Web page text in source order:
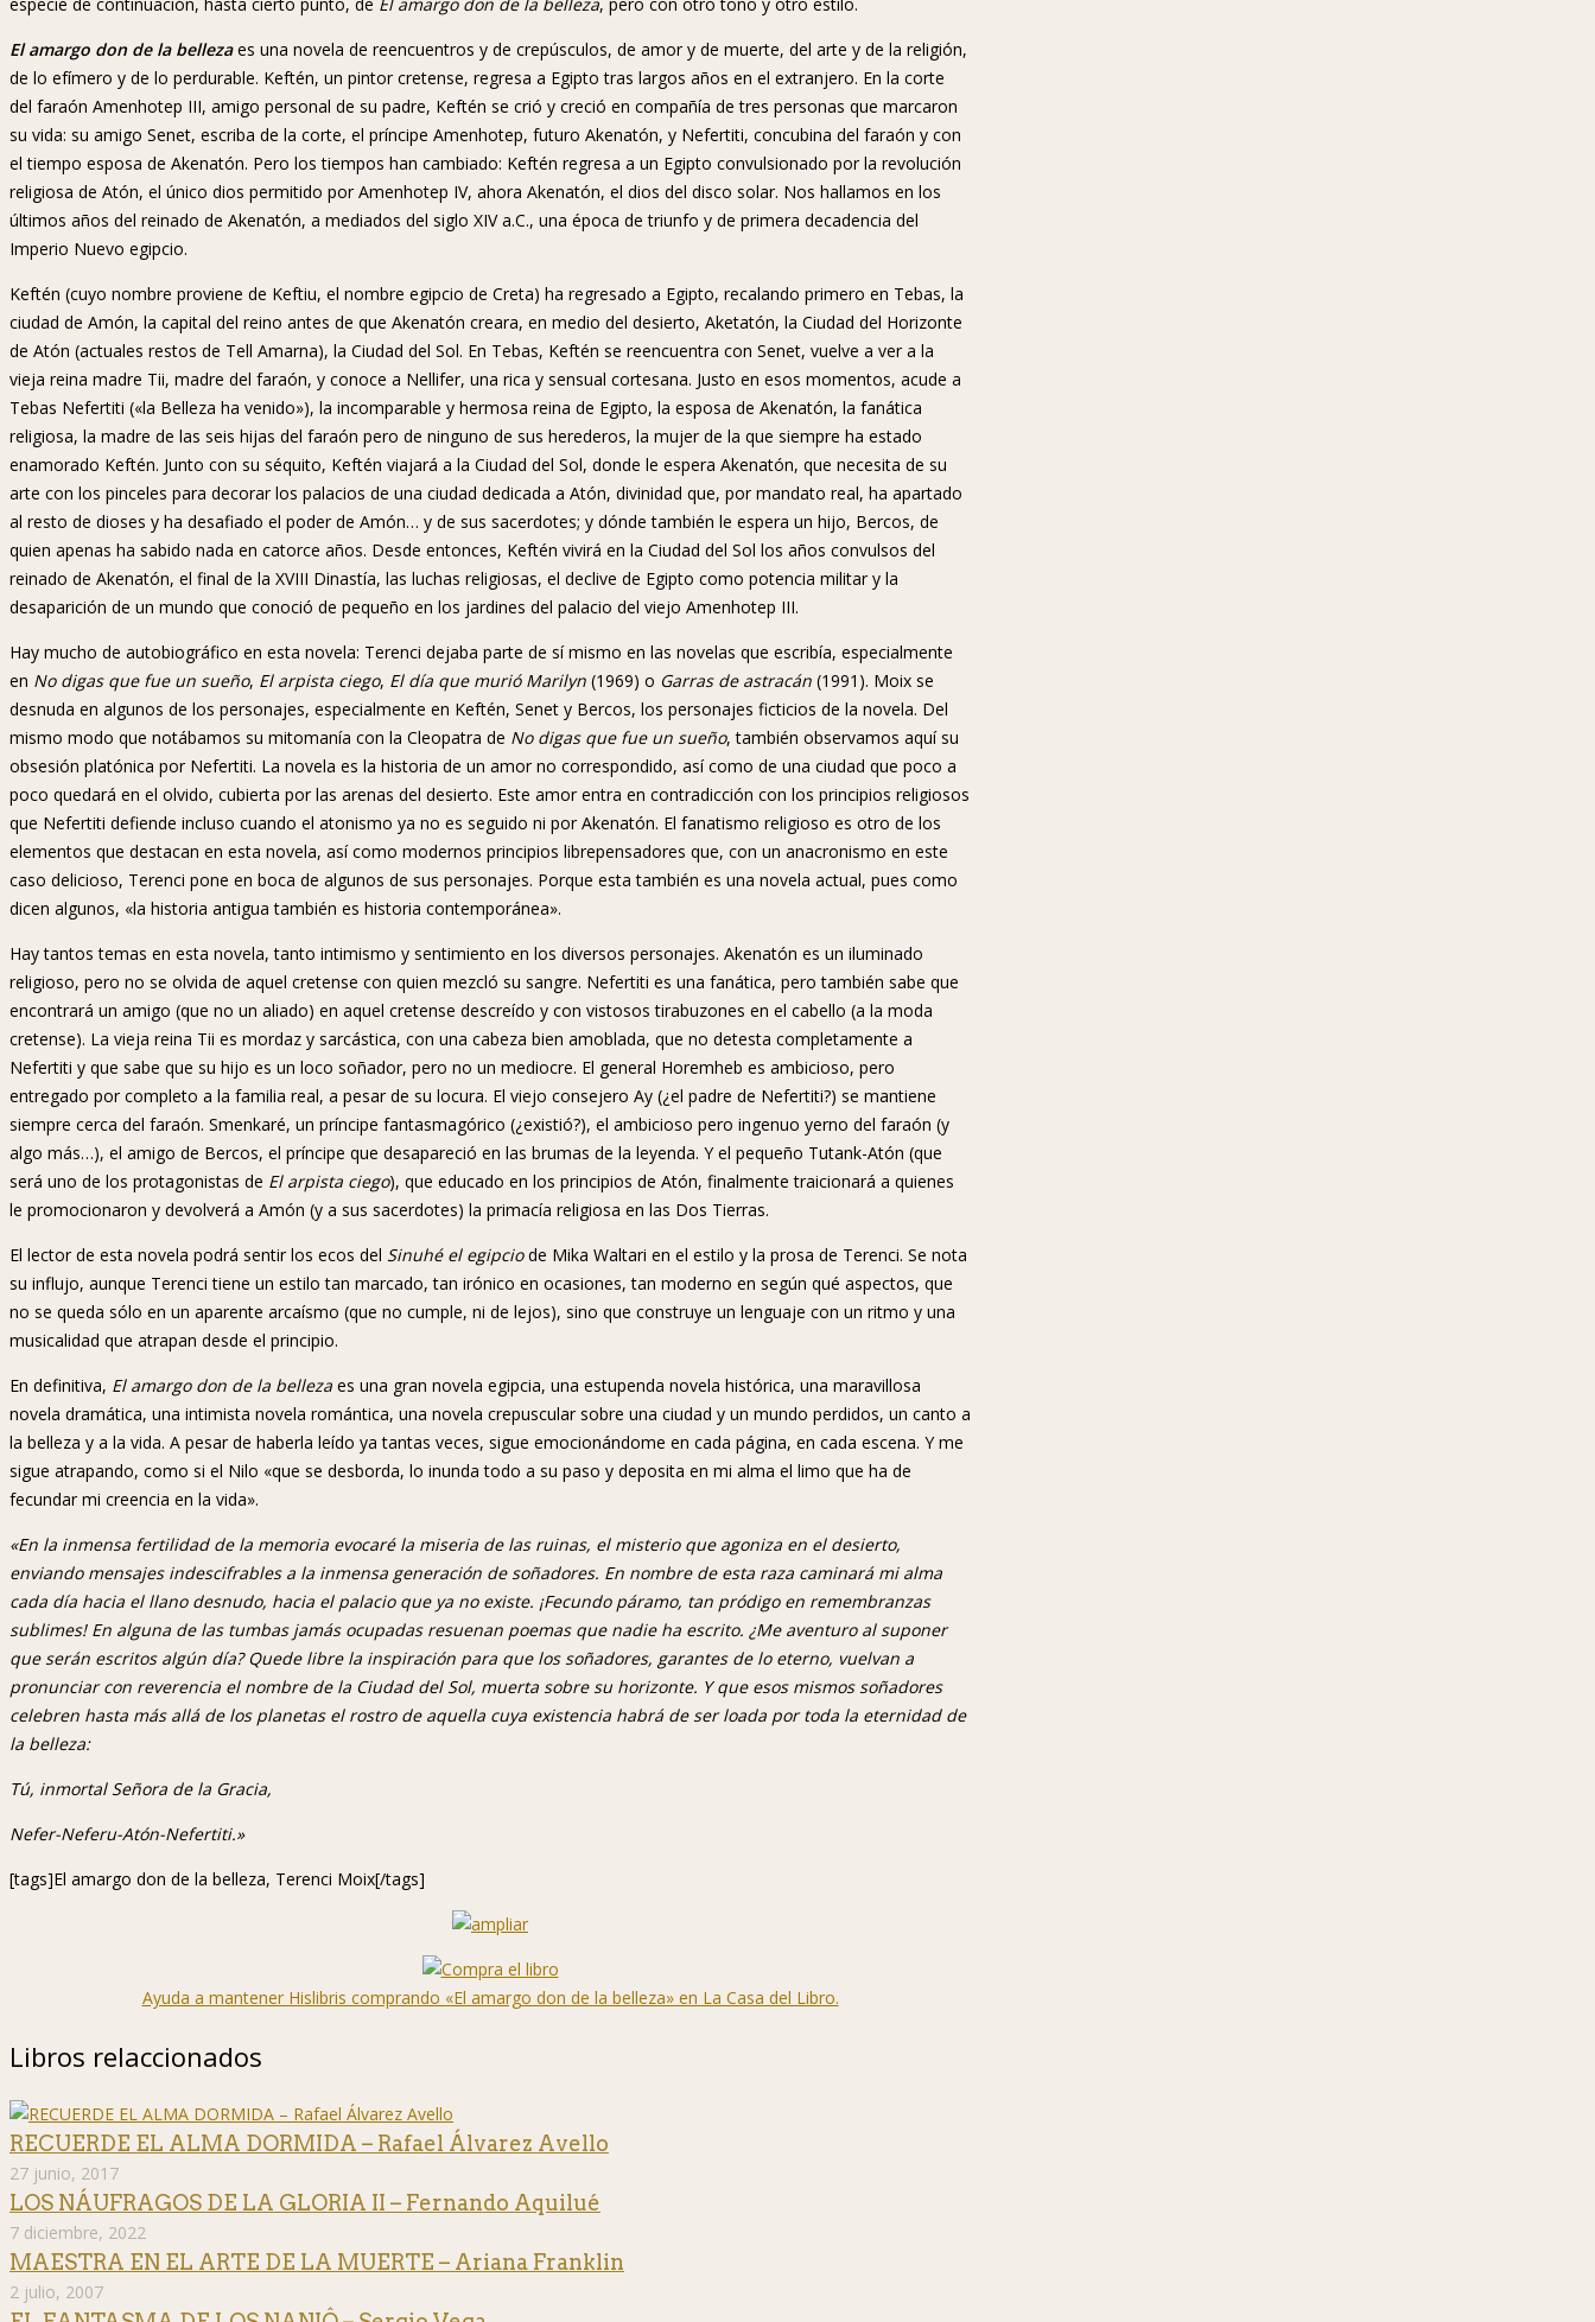
especie de continuación, hasta cierto punto, de El amargo don de la belleza, pero con otro tono y otro estilo.
El amargo don de la bellezaes una novela de reencuentros y de crepúsculos, de amor y de muerte, del arte y de la religión,
de lo efímero y de lo perdurable. Keftén, un pintor cretense, regresa a Egipto tras largos años en el extranjero. En la corte
del faraón Amenhotep III, amigo personal de su padre, Keftén se crió y creció en compañía de tres personas que marcaron
su vida: su amigo Senet, escriba de la corte, el príncipe Amenhotep, futuro Akenatón, y Nefertiti, concubina del faraón y con
el tiempo esposa de Akenatón. Pero los tiempos han cambiado: Keftén regresa a un Egipto convulsionado por la revolución
religiosa de Atón, el único dios permitido por Amenhotep IV, ahora Akenatón, el dios del disco solar. Nos hallamos en los
últimos años del reinado de Akenatón, a mediados del siglo XIV a.C., una época de triunfo y de primera decadencia del
Imperio Nuevo egipcio.
Keftén (cuyo nombre proviene de Keftiu, el nombre egipcio de Creta) ha regresado a Egipto, recalando primero en Tebas, la
ciudad de Amón, la capital del reino antes de que Akenatón creara, en medio del desierto, Aketatón, la Ciudad del Horizonte
de Atón (actuales restos de Tell Amarna), la Ciudad del Sol. En Tebas, Keftén se reencuentra con Senet, vuelve a ver a la
vieja reina madre Tii, madre del faraón, y conoce a Nellifer, una rica y sensual cortesana. Justo en esos momentos, acude a
Tebas Nefertiti («la Belleza ha venido»), la incomparable y hermosa reina de Egipto, la esposa de Akenatón, la fanática
religiosa, la madre de las seis hijas del faraón pero de ninguno de sus herederos, la mujer de la que siempre ha estado
enamorado Keftén. Junto con su séquito, Keftén viajará a la Ciudad del Sol, donde le espera Akenatón, que necesita de su
arte con los pinceles para decorar los palacios de una ciudad dedicada a Atón, divinidad que, por mandato real, ha apartado
al resto de dioses y ha desafiado el poder de Amón… y de sus sacerdotes; y dónde también le espera un hijo, Bercos, de
quien apenas ha sabido nada en catorce años. Desde entonces, Keftén vivirá en la Ciudad del Sol los años convulsos del
reinado de Akenatón, el final de la XVIII Dinastía, las luchas religiosas, el declive de Egipto como potencia militar y la
desaparición de un mundo que conoció de pequeño en los jardines del palacio del viejo Amenhotep III.
Hay mucho de autobiográfico en esta novela: Terenci dejaba parte de sí mismo en las novelas que escribía, especialmente
en No digas que fue un sueño, El arpista ciego, El día que murió Marilyn (1969) o Garras de astracán (1991). Moix se
desnuda en algunos de los personajes, especialmente en Keftén, Senet y Bercos, los personajes ficticios de la novela. Del
mismo modo que notábamos su mitomanía con la Cleopatra de No digas que fue un sueño, también observamos aquí su
obsesión platónica por Nefertiti. La novela es la historia de un amor no correspondido, así como de una ciudad que poco a
poco quedará en el olvido, cubierta por las arenas del desierto. Este amor entra en contradicción con los principios religiosos
que Nefertiti defiende incluso cuando el atonismo ya no es seguido ni por Akenatón. El fanatismo religioso es otro de los
elementos que destacan en esta novela, así como modernos principios librepensadores que, con un anacronismo en este
caso delicioso, Terenci pone en boca de algunos de sus personajes. Porque esta también es una novela actual, pues como
dicen algunos, «la historia antigua también es historia contemporánea».
Hay tantos temas en esta novela, tanto intimismo y sentimiento en los diversos personajes. Akenatón es un iluminado
religioso, pero no se olvida de aquel cretense con quien mezcló su sangre. Nefertiti es una fanática, pero también sabe que
encontrará un amigo (que no un aliado) en aquel cretense descreído y con vistosos tirabuzones en el cabello (a la moda
cretense). La vieja reina Tii es mordaz y sarcástica, con una cabeza bien amoblada, que no detesta completamente a
Nefertiti y que sabe que su hijo es un loco soñador, pero no un mediocre. El general Horemheb es ambicioso, pero
entregado por completo a la familia real, a pesar de su locura. El viejo consejero Ay (¿el padre de Nefertiti?) se mantiene
siempre cerca del faraón. Smenkaré, un príncipe fantasmagórico (¿existió?), el ambicioso pero ingenuo yerno del faraón (y
algo más…), el amigo de Bercos, el príncipe que desapareció en las brumas de la leyenda. Y el pequeño Tutank-Atón (que
será uno de los protagonistas de El arpista ciego), que educado en los principios de Atón, finalmente traicionará a quienes
le promocionaron y devolverá a Amón (y a sus sacerdotes) la primacía religiosa en las Dos Tierras.
El lector de esta novela podrá sentir los ecos del Sinuhé el egipciode Mika Waltari en el estilo y la prosa de Terenci. Se nota
su influjo, aunque Terenci tiene un estilo tan marcado, tan irónico en ocasiones, tan moderno en según qué aspectos, que
no se queda sólo en un aparente arcaísmo (que no cumple, ni de lejos), sino que construye un lenguaje con un ritmo y una
musicalidad que atrapan desde el principio.
En definitiva, El amargo don de la belleza es una gran novela egipcia, una estupenda novela histórica, una maravillosa
novela dramática, una intimista novela romántica, una novela crepuscular sobre una ciudad y un mundo perdidos, un canto a
la belleza y a la vida. A pesar de haberla leído ya tantas veces, sigue emocionándome en cada página, en cada escena. Y me
sigue atrapando, como si el Nilo «que se desborda, lo inunda todo a su paso y deposita en mi alma el limo que ha de
fecundar mi creencia en la vida».
«En la inmensa fertilidad de la memoria evocaré la miseria de las ruinas, el misterio que agoniza en el desierto,
enviando mensajes indescifrables a la inmensa generación de soñadores. En nombre de esta raza caminará mi alma
cada día hacia el llano desnudo, hacia el palacio que ya no existe. ¡Fecundo páramo, tan pródigo en remembranzas
sublimes! En alguna de las tumbas jamás ocupadas resuenan poemas que nadie ha escrito. ¿Me aventuro al suponer
que serán escritos algún día? Quede libre la inspiración para que los soñadores, garantes de lo eterno, vuelvan a
pronunciar con reverencia el nombre de la Ciudad del Sol, muerta sobre su horizonte. Y que esos mismos soñadores
celebren hasta más allá de los planetas el rostro de aquella cuya existencia habrá de ser loada por toda la eternidad de
la belleza:
Tú, inmortal Señora de la Gracia,
Nefer-Neferu-Atón-Nefertiti.»
[tags]El amargo don de la belleza, Terenci Moix[/tags]
Ayuda a mantener Hislibris comprando «El amargo don de la belleza» en La Casa del Libro.
Libros relaccionados
RECUERDE EL ALMA DORMIDA – Rafael Álvarez Avello
27 junio, 2017
LOS NÁUFRAGOS DE LA GLORIA II – Fernando Aquilué
7 diciembre, 2022
MAESTRA EN EL ARTE DE LA MUERTE – Ariana Franklin
2 julio, 2007